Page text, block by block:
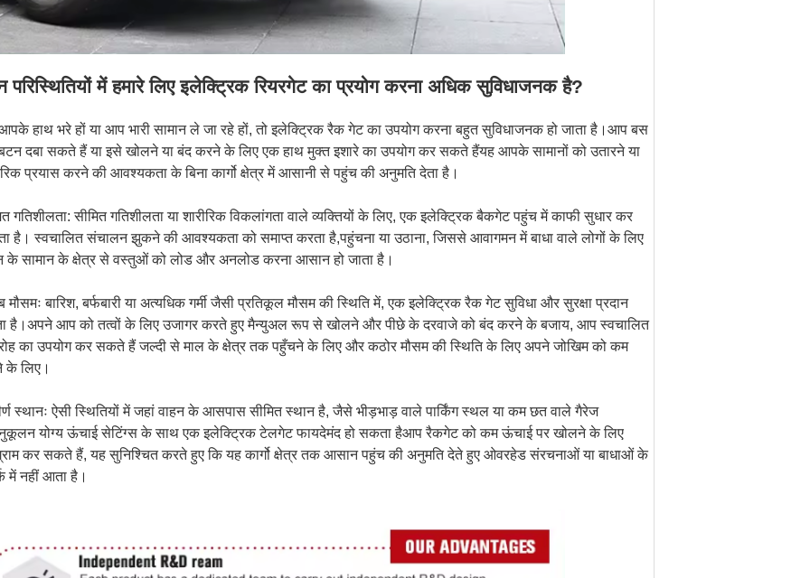
परिस्थितियों में हमारे लिए इलेक्ट्रिक रियरगेट का प्रयोग करना अधिक सुविधाजनक है?
हाथ भरे हों या आप भारी सामान ले जा रहे हों, तो इलेक्ट्रिक रैक गेट का उपयोग करना बहुत सुविधाजनक हो जाता है।आप बस
दबा सकते हैं या इसे खोलने या बंद करने के लिए एक हाथ मुक्त इशारे का उपयोग कर सकते हैंयह आपके सामानों को उतारने या
प्रयास करने की आवश्यकता के बिना कार्गो क्षेत्र में आसानी से पहुंच की अनुमति देता है।
गतिशीलता: सीमित गतिशीलता या शारीरिक विकलांगता वाले व्यक्तियों के लिए, एक इलेक्ट्रिक बैकगेट पहुंच में काफी सुधार कर
है। स्वचालित संचालन झुकने की आवश्यकता को समाप्त करता है,पहुंचना या उठाना, जिससे आवागमन में बाधा वाले लोगों के लिए
के सामान के क्षेत्र से वस्तुओं को लोड और अनलोड करना आसान हो जाता है।
मौसमः बारिश, बर्फबारी या अत्यधिक गर्मी जैसी प्रतिकूल मौसम की स्थिति में, एक इलेक्ट्रिक रैक गेट सुविधा और सुरक्षा प्रदान
है।अपने आप को तत्वों के लिए उजागर करते हुए मैन्युअल रूप से खोलने और पीछे के दरवाजे को बंद करने के बजाय, आप स्वचालित
का उपयोग कर सकते हैं जल्दी से माल के क्षेत्र तक पहुँचने के लिए और कठोर मौसम की स्थिति के लिए अपने जोखिम को कम
के लिए।
स्थानः ऐसी स्थितियों में जहां वाहन के आसपास सीमित स्थान है, जैसे भीड़भाड़ वाले पार्किंग स्थल या कम छत वाले गैरेज
योग्य ऊंचाई सेटिंग्स के साथ एक इलेक्ट्रिक टेलगेट फायदेमंद हो सकता हैआप रैकगेट को कम ऊंचाई पर खोलने के लिए
कर सकते हैं, यह सुनिश्चित करते हुए कि यह कार्गो क्षेत्र तक आसान पहुंच की अनुमति देते हुए ओवरहेड संरचनाओं या बाधाओं के
में नहीं आता है।